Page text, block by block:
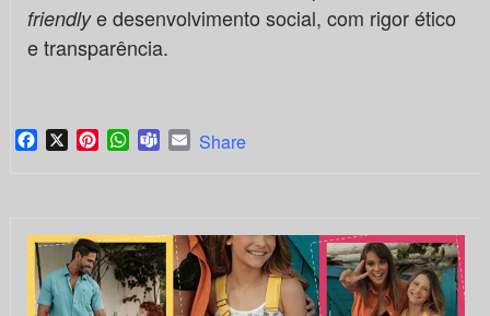
friendlye desenvolvimento social, com rigor ético
e transparência.
Facebook
X PinterestWhatsApp
TeamsEmail
Share